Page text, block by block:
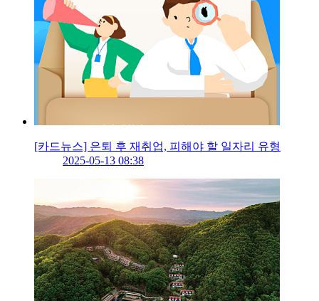
[카드뉴스] 은퇴 후 재취업, 피해야 할 일자리 유형
2025-05-13 08:38